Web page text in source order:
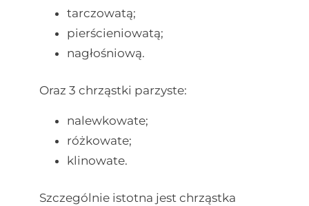
tarczowatą;
pierścieniowatą;
nagłośniową.
Oraz 3 chrząstki parzyste:
nalewkowate;
różkowate;
klinowate.
Szczególnie istotna jest chrząstka